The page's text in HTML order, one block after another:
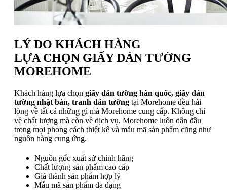
LÝ DO KHÁCH HÀNG
LỰA CHỌN GIẤY DÁN TƯỜNG
MOREHOME
Khách hàng lựa chọn giấy dán tường hàn quốc, giấy dán
tường nhật bản, tranh dán tường tại Morehome đều hài
lòng về tất cả những gì mà Morehome cung cấp. Không chỉ
về chất lượng mà còn về dịch vụ. Morehome luôn dẫn đầu
trong mọi phong cách thiết kế và mẫu mã sản phẩm cũng như
nguồn hàng cung ứng.
Nguồn gốc xuất sứ chính hãng
Chất lượng sản phẩm cao cấp
Giá thành sản phẩm hợp lý
Mẫu mã sản phẩm đa dạng